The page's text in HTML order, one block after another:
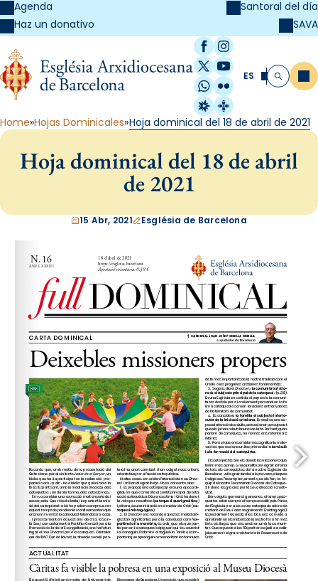
Agenda
Haz un donativo
Santoral del día
SAVA
Facebook
Instagram
X / Twitter
YouTube
WhatsApp
Flickr
Radio Estel
Catalunya
ES Buscar
Home Hojas Dominicales Hoja dominical del 18 de abril de 2021
Hoja dominical del 18 de abril
de 2021
15 Abr, 2021 Església de Barcelona